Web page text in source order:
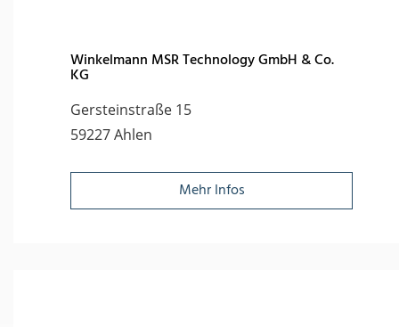
Winkelmann MSR Technology GmbH & Co.
KG
Gersteinstraße 15
59227 Ahlen
Mehr Infos